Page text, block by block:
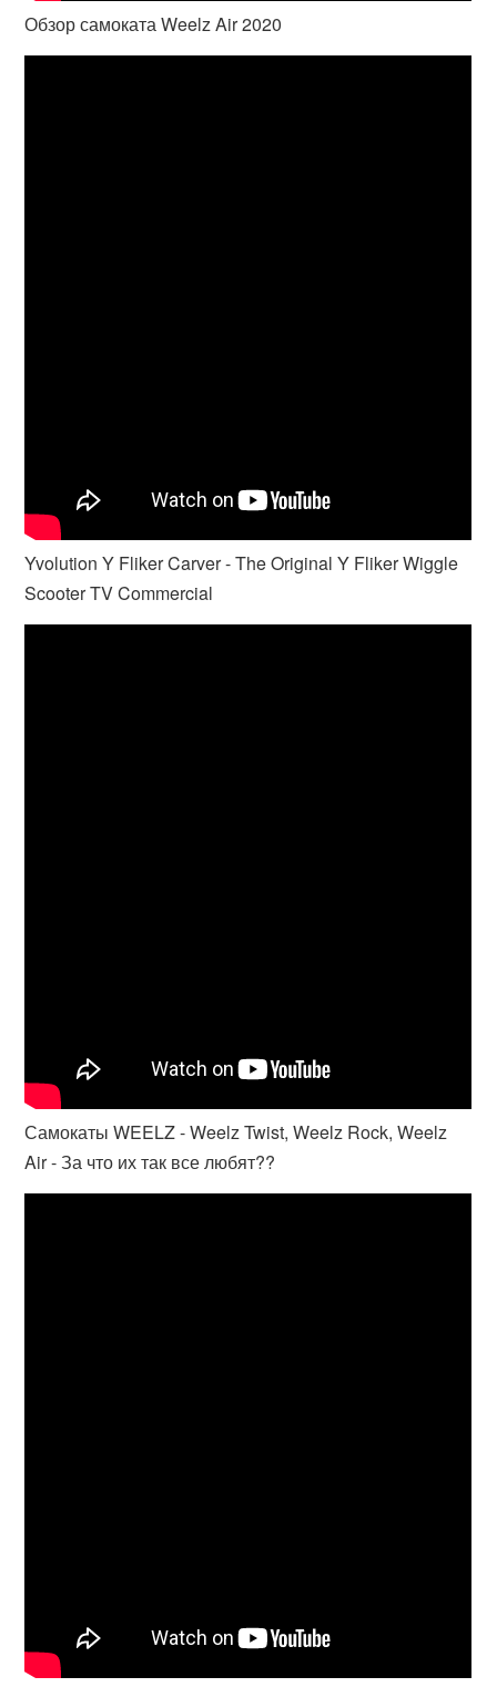
Обзор самоката Weelz Air 2020
Yvolution Y Fliker Carver - The Original Y Fliker Wiggle
Scooter TV Commercial
Самокаты WEELZ - Weelz Twist, Weelz Rock, Weelz
Air - За что их так все любят??